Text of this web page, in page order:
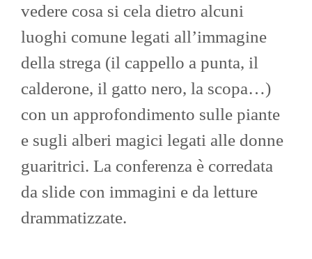
vedere cosa si cela dietro alcuni
luoghi comune legati all’immagine
della strega (il cappello a punta, il
calderone, il gatto nero, la scopa…)
con un approfondimento sulle piante
e sugli alberi magici legati alle donne
guaritrici. La conferenza è corredata
da slide con immagini e da letture
drammatizzate.